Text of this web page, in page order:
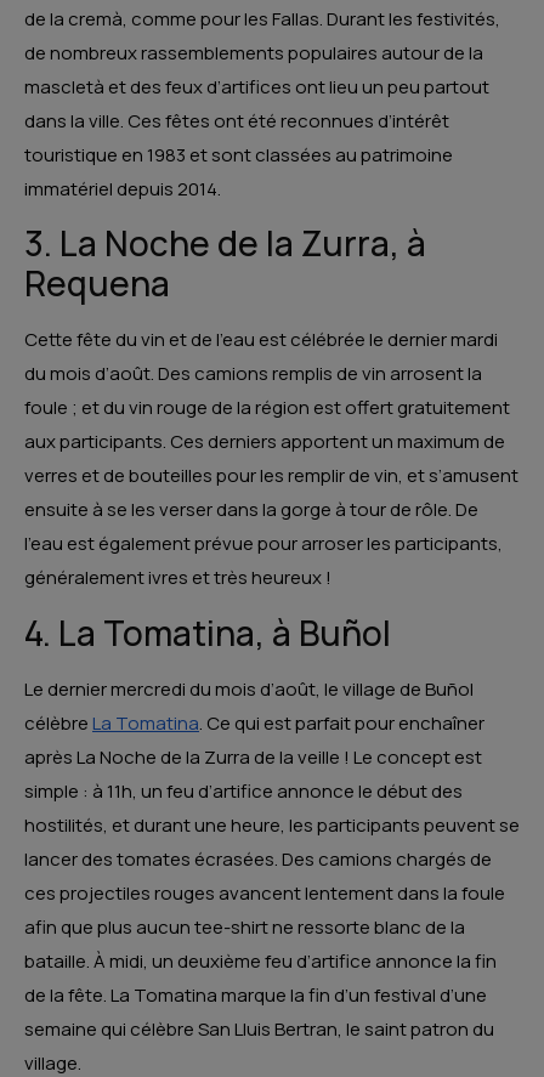
de la cremà, comme pour les Fallas. Durant les festivités,
de nombreux rassemblements populaires autour de la
mascletà et des feux d’artifices ont lieu un peu partout
dans la ville. Ces fêtes ont été reconnues d’intérêt
touristique en 1983 et sont classées au patrimoine
immatériel depuis 2014.
3. La Noche de la Zurra, à
Requena
Cette fête du vin et de l’eau est célébrée le dernier mardi
du mois d’août. Des camions remplis de vin arrosent la
foule ; et du vin rouge de la région est offert gratuitement
aux participants. Ces derniers apportent un maximum de
verres et de bouteilles pour les remplir de vin, et s’amusent
ensuite à se les verser dans la gorge à tour de rôle. De
l’eau est également prévue pour arroser les participants,
généralement ivres et très heureux !
4. La Tomatina, à Buñol
Le dernier mercredi du mois d’août, le village de Buñol
célèbre La Tomatina. Ce qui est parfait pour enchaîner
après La Noche de la Zurra de la veille ! Le concept est
simple : à 11h, un feu d’artifice annonce le début des
hostilités, et durant une heure, les participants peuvent se
lancer des tomates écrasées. Des camions chargés de
ces projectiles rouges avancent lentement dans la foule
afin que plus aucun tee-shirt ne ressorte blanc de la
bataille. À midi, un deuxième feu d’artifice annonce la fin
de la fête. La Tomatina marque la fin d’un festival d’une
semaine qui célèbre San Lluis Bertran, le saint patron du
village.